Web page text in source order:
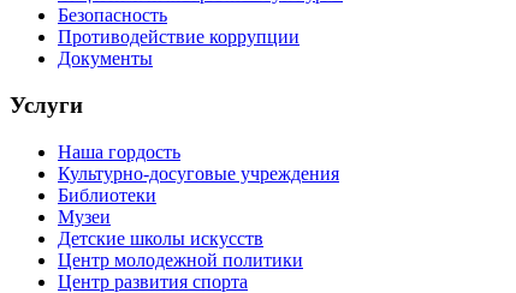
Безопасность
Противодействие коррупции
Документы
Услуги
Наша гордость
Культурно-досуговые учреждения
Библиотеки
Музеи
Детские школы искусств
Центр молодежной политики
Центр развития спорта